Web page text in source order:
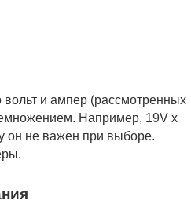
и ампер (рассмотренных
Например, 19V x
он не важен при выборе.